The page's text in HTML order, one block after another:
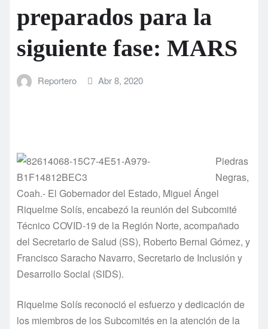
preparados para la
siguiente fase: MARS
Reportero Abr 8, 2020
Piedras
Negras,
Coah.- El Gobernador del Estado, Miguel Ángel
Riquelme Solís, encabezó la reunión del Subcomité
Técnico COVID-19 de la Región Norte, acompañado
del Secretario de Salud (SS), Roberto Bernal Gómez, y
Francisco Saracho Navarro, Secretario de Inclusión y
Desarrollo Social (SIDS).
Riquelme Solís reconoció el esfuerzo y dedicación de
los miembros de los Subcomités en la atención de la